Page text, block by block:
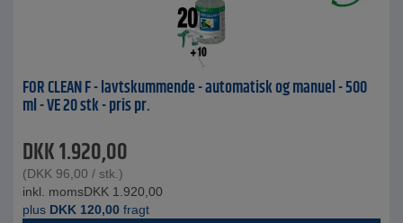
FOR CLEAN F - lavtskummende - automatisk og manuel - 500
ml - VE 20 stk - pris pr.
DKK1.920,00
(DKK 96,00 / stk.)
inkl. momsDKK 1.920,00
plus DKK 120,00 fragt